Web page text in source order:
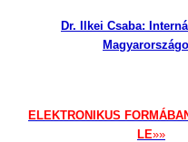
Dr. Ilkei Csaba:
ELEKTRONIKUS
LE»»